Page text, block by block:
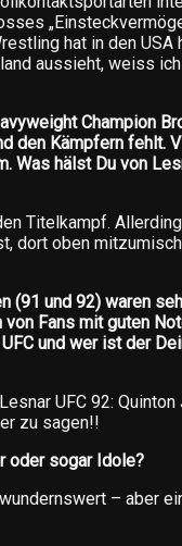
hat in den USA
aussieht, weiss
Champion
den Kämpfern fehlt.
Was hälst Du von
Titelkampf.
dort oben
(91 und 92) waren
Fans mit guten
und wer ist der
UFC 92:
zu sagen!!
oder sogar Idole?
– aber